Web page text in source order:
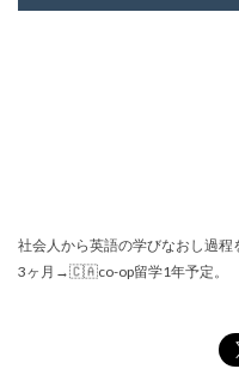
社会人から英語の学びなおし過
3ヶ月→🇨🇦co-op留学1年予定。